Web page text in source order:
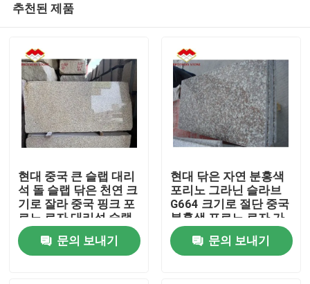
추천된 제품
현대 중국 큰 슬랩 대리
석 돌 슬랩 닦은 천연 크
기로 잘라 중국 핑크 포
르노 로자 대리석 슬랩
문의 보내기
현대 닦은 자연 분홍색
포리노 그라닌 슬라브
G664 크기로 절단 중국
분홍색 포르노 로자 가
격
문의 보내기